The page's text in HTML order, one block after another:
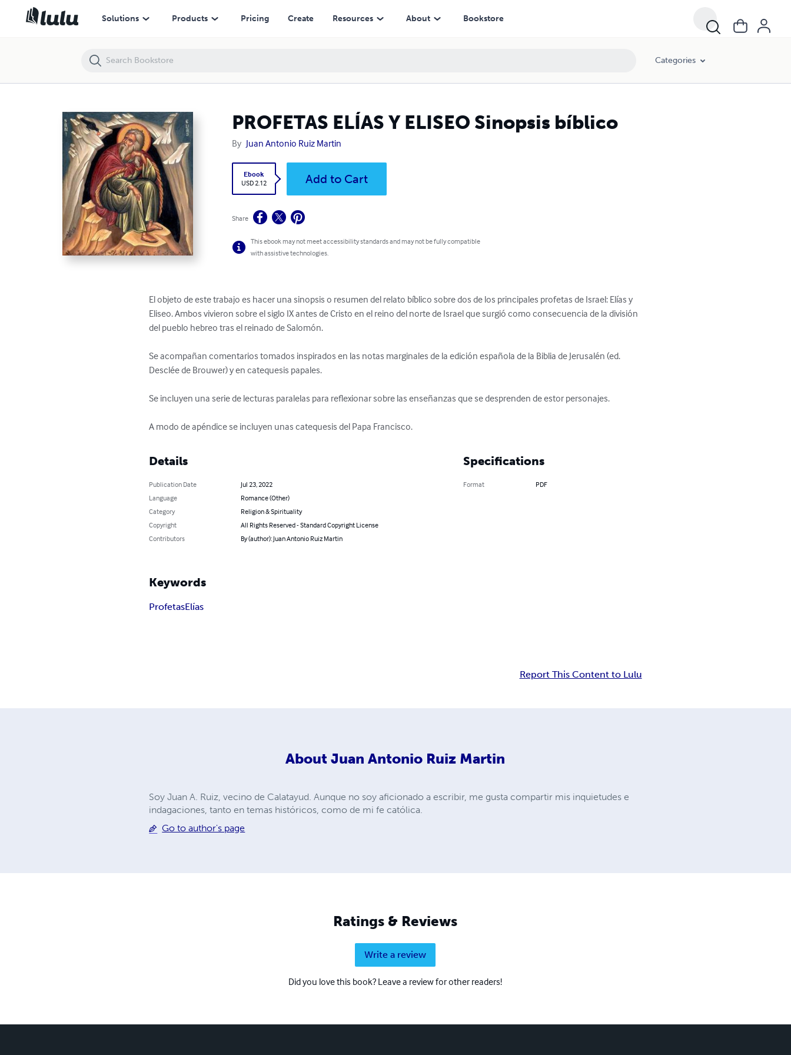
Solutions Products Pricing Create Resources About Bookstore
Categories
PROFETAS ELÍAS Y ELISEO Sinopsis bíblico
By Juan Antonio Ruiz Martin
Ebook
USD 2.12
Add to Cart
Share
This ebook may not meet accessibility standards and may not be fully compatible
with assistive technologies.
El objeto de este trabajo es hacer una sinopsis o resumen del relato bíblico sobre dos de los principales profetas de Israel: Elías y
Eliseo. Ambos vivieron sobre el siglo IX antes de Cristo en el reino del norte de Israel que surgió como consecuencia de la división
del pueblo hebreo tras el reinado de Salomón.
Se acompañan comentarios tomados inspirados en las notas marginales de la edición española de la Biblia de Jerusalén (ed.
Desclée de Brouwer) y en catequesis papales.
Se incluyen una serie de lecturas paralelas para reflexionar sobre las enseñanzas que se desprenden de estor personajes.
A modo de apéndice se incluyen unas catequesis del Papa Francisco.
Details
Publication Date
Jul 23, 2022
Language
Romance (Other)
Category
Religion & Spirituality
Copyright
All Rights Reserved - Standard Copyright License
Contributors
By (author): Juan Antonio Ruiz Martin
Specifications
Format PDF
Keywords
ProfetasElías
Report This Content to Lulu
About Juan Antonio Ruiz Martin
Soy Juan A. Ruiz, vecino de Calatayud. Aunque no soy aficionado a escribir, me gusta compartir mis inquietudes e
indagaciones, tanto en temas históricos, como de mi fe católica.
Go to author's page
Ratings & Reviews
Write a review
Did you love this book? Leave a review for other readers!
PROFETAS ELÍAS Y ELISEO Sinopsis bíblico